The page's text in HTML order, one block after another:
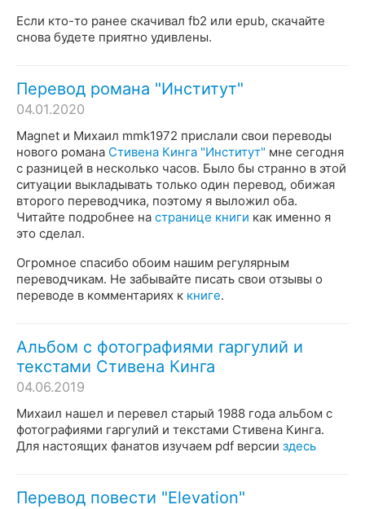
Если кто-то ранее скачивал fb2 или epub, скачайте
снова будете приятно удивлены.
Перевод романа "Институт"
04.01.2020
Magnet и Михаил mmk1972 прислали свои переводы
нового романа Стивена Кинга "Институт" мне сегодня
с разницей в несколько часов. Было бы странно в этой
ситуации выкладывать только один перевод, обижая
второго переводчика, поэтому я выложил оба.
Читайте подробнее на странице книги как именно я
это сделал.
Огромное спасибо обоим нашим регулярным
переводчикам. Не забывайте писать свои отзывы о
переводе в комментариях к книге.
Альбом с фотографиями гаргулий и
текстами Стивена Кинга
04.06.2019
Михаил нашел и перевел старый 1988 года альбом с
фотографиями гаргулий и текстами Стивена Кинга.
Для настоящих фанатов изучаем pdf версии здесь
Перевод повести "Elevation"